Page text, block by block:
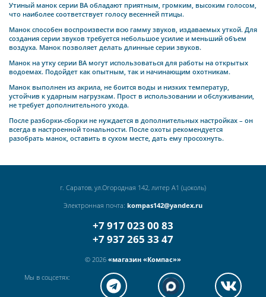
Утиный манок серии BA обладают приятным, громким, высоким голосом,
что наиболее соответствует голосу весенней птицы.
Манок способен воспроизвести всю гамму звуков, издаваемых уткой. Для
создания серии звуков требуется небольшое усилие и меньший объем
воздуха. Манок позволяет делать длинные серии звуков.
Манок на утку серии ВА могут использоваться для работы на открытых
водоемах. Подойдет как опытным, так и начинающим охотникам.
Манок выполнен из акрила, не боится воды и низких температур,
устойчив к ударным нагрузкам. Прост в использовании и обслуживании,
не требует дополнительного ухода.
После разборки-сборки не нуждается в дополнительных настройках – он
всегда в настроенной тональности. После охоты рекомендуется
разобрать манок, оставить в сухом месте, дать ему просохнуть.
г. Саратов, ул.Огородная 142, литер А1 (цоколь)
Электронная почта: kompas142@yandex.ru
+7 917 023 00 83
+7 937 265 33 47
© 2026 «магазин «Компас»»
Мы в соцсетях: